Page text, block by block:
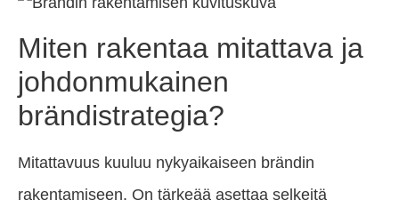
Miten rakentaa mitattava ja
johdonmukainen
brändistrategia?
Mitattavuus kuuluu nykyaikaiseen brändin
rakentamiseen. On tärkeää asettaa selkeitä